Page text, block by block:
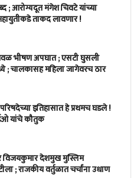
; आरोग्यदूत मंगेश चिवटे यांच्या
ताकद लावणार !
भीषण अपघात ; एसटी घुसली
; चालकासह महिला जागेवरच ठार
इतिहासात हे प्रथमच घडले !
यांचे कौतुक
देशमुख मुस्लिम
; राजकीय वर्तुळात चर्चांना उधाण